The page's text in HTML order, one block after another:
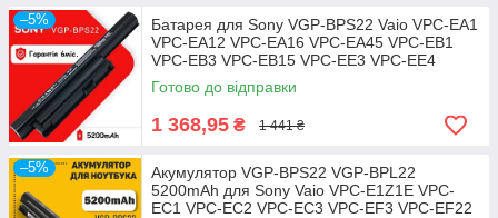
–5%
Батарея для Sony VGP-BPS22 Vaio VPC-EA1
VPC-EA12 VPC-EA16 VPC-EA45 VPC-EB1
VPC-EB3 VPC-EB15 VPC-EE3 VPC-EE4
Готово до відправки
1 368,95 ₴ 1 441 ₴
–5%
Акумулятор VGP-BPS22 VGP-BPL22
5200mAh для Sony Vaio VPC-E1Z1E VPC-
EC1 VPC-EC2 VPC-EC3 VPC-EF3 VPC-EF22